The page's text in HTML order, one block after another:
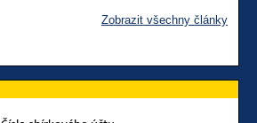
Zobrazit všechny články